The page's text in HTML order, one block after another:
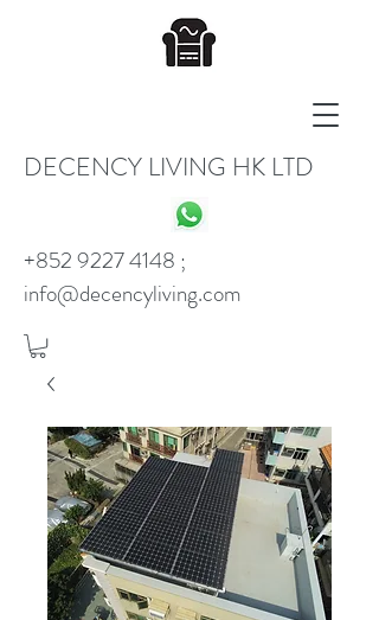
DECENCY LIVING HK LTD
+852 9227 4148 ;
info@decencyliving.com